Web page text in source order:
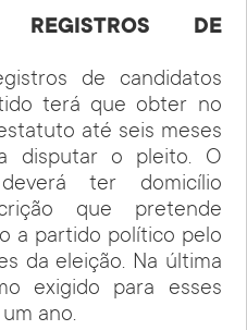
REGISTROS DE
de candidatos
terá que obter no
até seis meses
disputar o pleito. O
ter domicílio
que pretende
a partido político pelo
da eleição. Na última
exigido para esses
ano.